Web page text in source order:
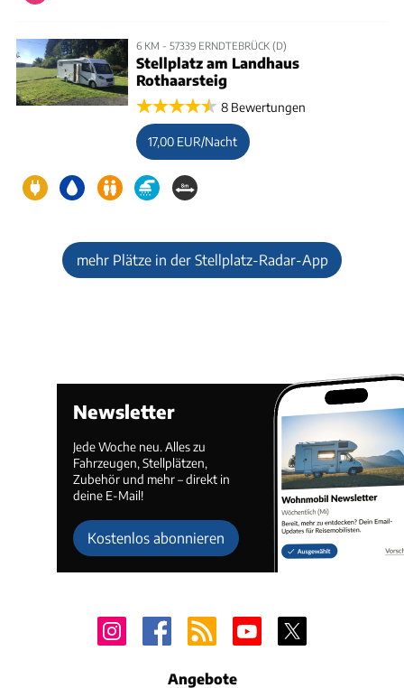
6 KM - 57339 ERNDTEBRÜCK (D)
Stellplatz am Landhaus
Rothaarsteig
8 Bewertungen
17,00 EUR/Nacht
mehr Plätze in der Stellplatz-Radar-App
Newsletter
Jede Woche neu. Alles zu
Fahrzeugen, Stellplätzen,
Zubehör und mehr – direkt in
deine E-Mail!
Kostenlos abonnieren
Angebote